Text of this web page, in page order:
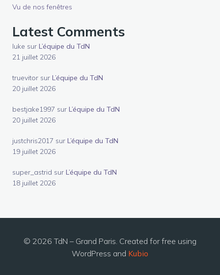
Vu de nos fenêtres
Latest Comments
luke sur L’équipe du TdN
21 juillet 2026
truevitor sur L’équipe du TdN
20 juillet 2026
bestjake1997 sur L’équipe du TdN
20 juillet 2026
justchris2017 sur L’équipe du TdN
19 juillet 2026
super_astrid sur L’équipe du TdN
18 juillet 2026
© 2026 TdN – Grand Paris. Created for free using
WordPress and Kubio